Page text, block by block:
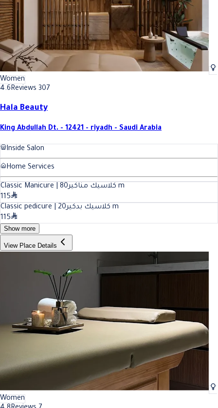
Women
4.6Reviews 307
Hala Beauty
King Abdullah Dt. - 12421 - riyadh - Saudi Arabia
Inside Salon
Home Services
Classic Manicure | كلاسيك مناكير80
m
115
Classic pedicure | كلاسيك بدكير20
m
115
Show more
View Place Details
Women